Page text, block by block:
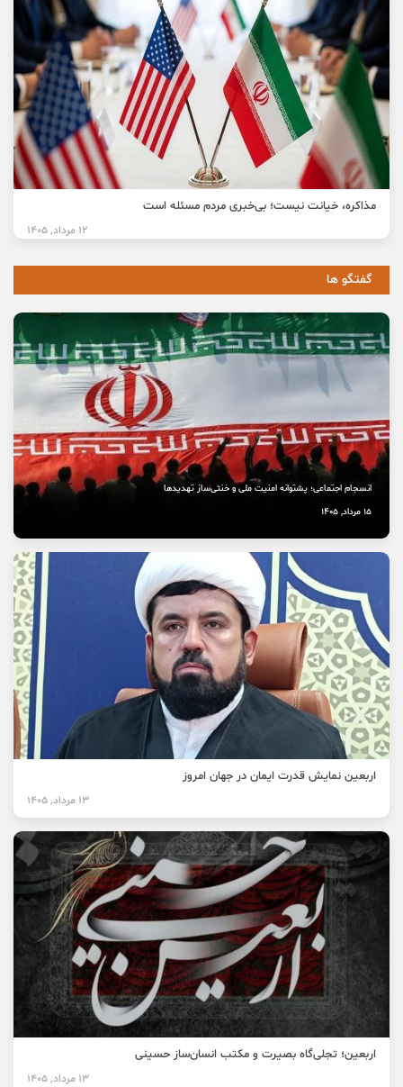
مذاکره، خیانت نیست؛ بی‌خبری مردم مسئله است
12 مرداد, 1405
گفتگو ها
انسجام اجتماعی؛ پشتوانه امنیت ملی و خنثی‌ساز تهدیدها
15 مرداد, 1405
اربعین نمایش قدرت ایمان در جهان امروز
13 مرداد, 1405
اربعین؛ تجلی‌گاه بصیرت و مکتب انسان‌ساز حسینی
13 مرداد, 1405